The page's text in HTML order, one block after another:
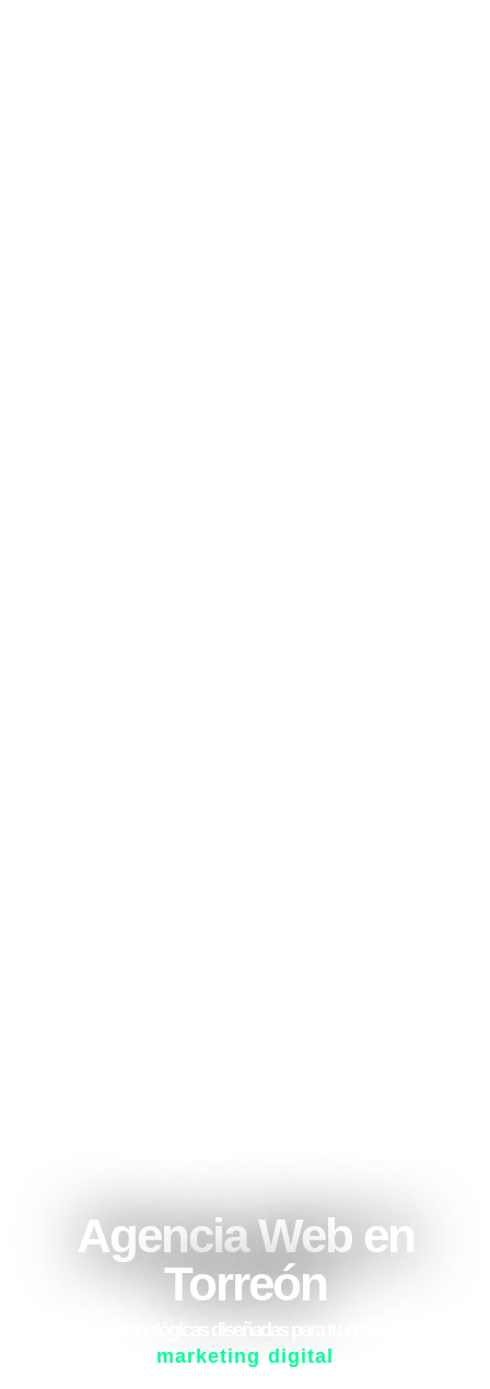
Agencia Web en
Torreón
Soluciones tecnológicas diseñadas para tu crecimiento con
marketing digital